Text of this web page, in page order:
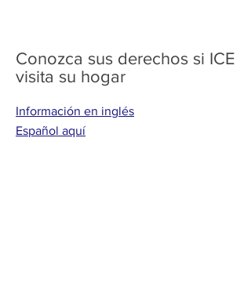
Conozca sus derechos si ICE
visita su hogar
Información en inglés
Español aquí